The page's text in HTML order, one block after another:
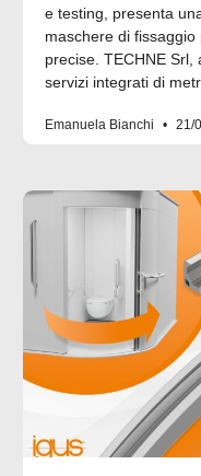
e testing, presenta
maschere di
precise. TECHNE Srl,
servizi integrati di
Emanuela Bianchi 21/